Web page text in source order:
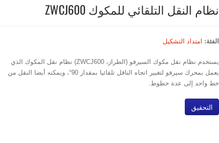
نظام النقل التلقائي للمكوك ZWCJ600
الفئة: امتداد التشكيل
يستخدم نظام نقل مكوك السيرفو (الطراز، ZWCJ600) نظام نقل المكوك الذي
يعمل بمحرك سيرفو لتغيير اتجاه الناقل تلقائيا بمقدار 90°، ويمكنه أيضا النقل من
خط واحد إلى عدة خطوط.
التحقيق